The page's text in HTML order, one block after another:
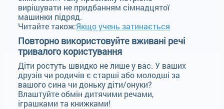
вирішувати не придбанням сімнадцятої
машинки підряд.
Читайте також:Якщо учень затинається
Повторно використовуйте вживані речі
тривалого користування
Діти ростуть швидко не лише у вас. У ваших
друзів чи родичів є старші або молодші за
вашого сина чи доньку діти/онуки?
Влаштуйте обмін дитячими речами,
іграшками та книжками!